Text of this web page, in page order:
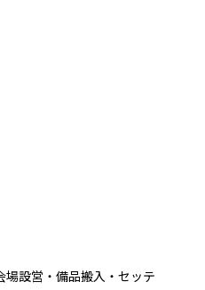
設営・備品搬入・セッテ